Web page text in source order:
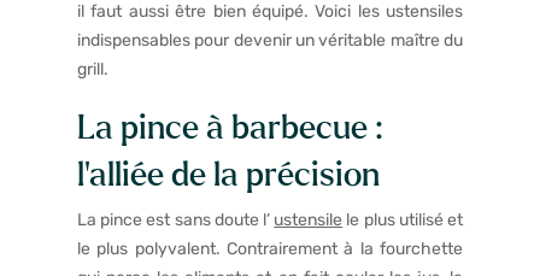
il faut aussi être bien équipé. Voici les ustensiles
indispensables pour devenir un véritable maître du
grill.
La pince à barbecue :
l’alliée de la précision
La pince est sans doute l’ ustensile le plus utilisé et
le plus polyvalent. Contrairement à la fourchette